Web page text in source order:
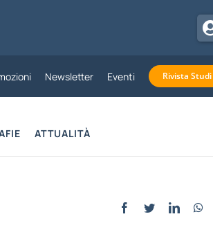
Newsletter Eventi Rivista
ATTUALITÀ